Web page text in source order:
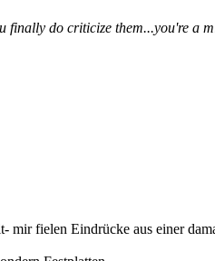
do criticize them...you're a
mir fielen Eindrücke aus einer